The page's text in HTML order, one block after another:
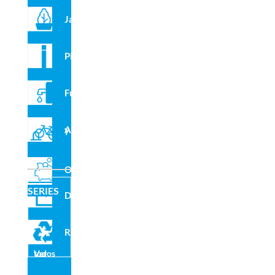
Jardineras
Pilonas
Fuentes
Aparcabicis y VMP
Outlet
SERIES Domo
Reciclado
Ver todos
Acepto el